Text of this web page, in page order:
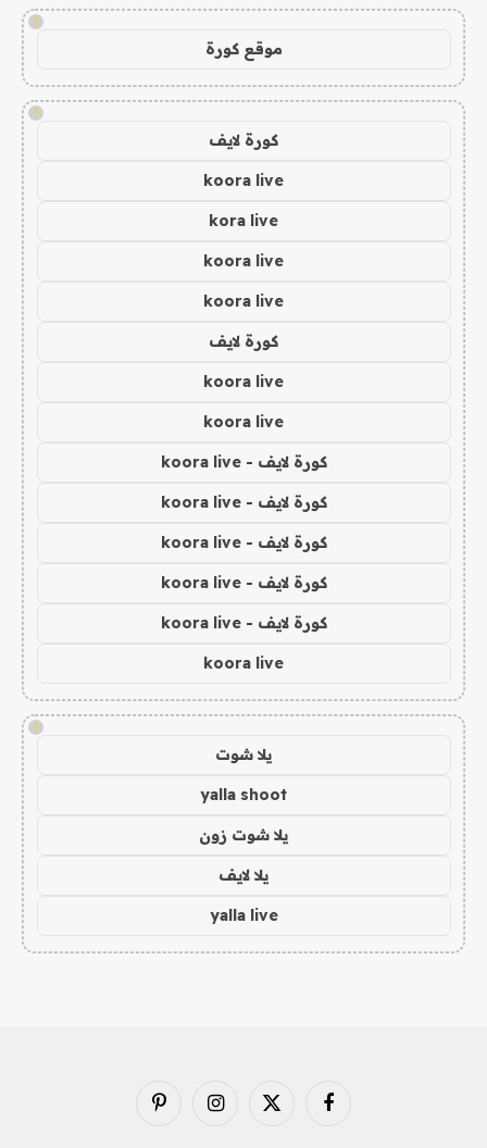
!
موقع كورة
!
كورة لايف
koora live
kora live
koora live
koora live
كورة لايف
koora live
koora live
كورة لايف - koora live
كورة لايف - koora live
كورة لايف - koora live
كورة لايف - koora live
كورة لايف - koora live
koora live
!
يلا شوت
yalla shoot
يلا شوت زون
يلا لايف
yalla live
فيسبوك X
الانستغرامبينتيريست